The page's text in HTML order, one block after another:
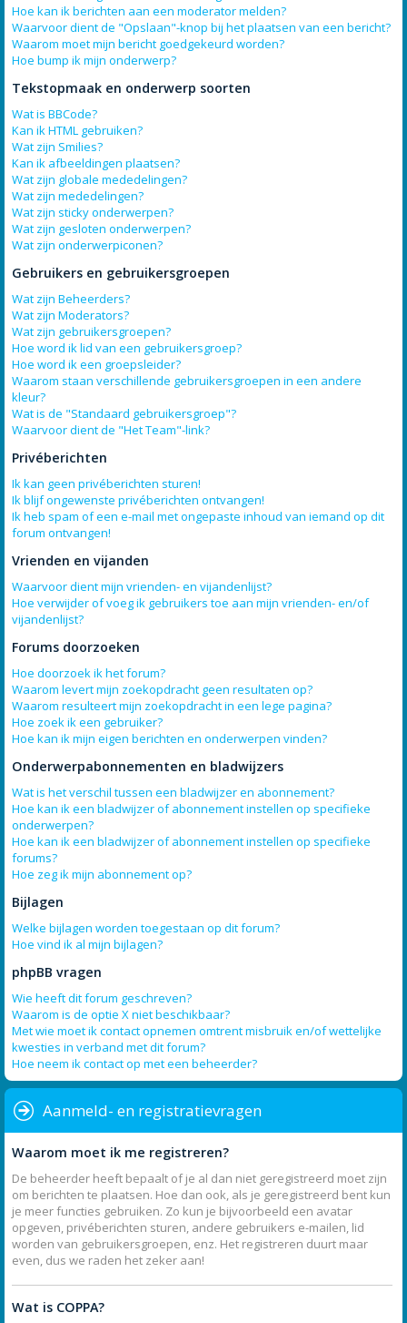
Hoe kan ik berichten aan een moderator melden?
Waarvoor dient de "Opslaan"-knop bij het plaatsen van een bericht?
Waarom moet mijn bericht goedgekeurd worden?
Hoe bump ik mijn onderwerp?
Tekstopmaak en onderwerp soorten
Wat is BBCode?
Kan ik HTML gebruiken?
Wat zijn Smilies?
Kan ik afbeeldingen plaatsen?
Wat zijn globale mededelingen?
Wat zijn mededelingen?
Wat zijn sticky onderwerpen?
Wat zijn gesloten onderwerpen?
Wat zijn onderwerpiconen?
Gebruikers en gebruikersgroepen
Wat zijn Beheerders?
Wat zijn Moderators?
Wat zijn gebruikersgroepen?
Hoe word ik lid van een gebruikersgroep?
Hoe word ik een groepsleider?
Waarom staan verschillende gebruikersgroepen in een andere
kleur?
Wat is de "Standaard gebruikersgroep"?
Waarvoor dient de "Het Team"-link?
Privéberichten
Ik kan geen privéberichten sturen!
Ik blijf ongewenste privéberichten ontvangen!
Ik heb spam of een e-mail met ongepaste inhoud van iemand op dit
forum ontvangen!
Vrienden en vijanden
Waarvoor dient mijn vrienden- en vijandenlijst?
Hoe verwijder of voeg ik gebruikers toe aan mijn vrienden- en/of
vijandenlijst?
Forums doorzoeken
Hoe doorzoek ik het forum?
Waarom levert mijn zoekopdracht geen resultaten op?
Waarom resulteert mijn zoekopdracht in een lege pagina?
Hoe zoek ik een gebruiker?
Hoe kan ik mijn eigen berichten en onderwerpen vinden?
Onderwerpabonnementen en bladwijzers
Wat is het verschil tussen een bladwijzer en abonnement?
Hoe kan ik een bladwijzer of abonnement instellen op specifieke
onderwerpen?
Hoe kan ik een bladwijzer of abonnement instellen op specifieke
forums?
Hoe zeg ik mijn abonnement op?
Bijlagen
Welke bijlagen worden toegestaan op dit forum?
Hoe vind ik al mijn bijlagen?
phpBB vragen
Wie heeft dit forum geschreven?
Waarom is de optie X niet beschikbaar?
Met wie moet ik contact opnemen omtrent misbruik en/of wettelijke
kwesties in verband met dit forum?
Hoe neem ik contact op met een beheerder?
Aanmeld- en registratievragen
Waarom moet ik me registreren?
De beheerder heeft bepaalt of je al dan niet geregistreerd moet zijn
om berichten te plaatsen. Hoe dan ook, als je geregistreerd bent kun
je meer functies gebruiken. Zo kun je bijvoorbeeld een avatar
opgeven, privéberichten sturen, andere gebruikers e-mailen, lid
worden van gebruikersgroepen, enz. Het registreren duurt maar
even, dus we raden het zeker aan!
Wat is COPPA?